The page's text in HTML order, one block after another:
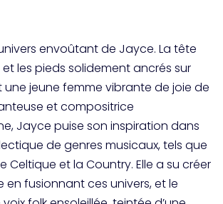
envoûtant de Jayce. La tête
les pieds solidement ancrés sur
une jeune femme vibrante de joie de
et compositrice
Jayce puise son inspiration dans
de genres musicaux, tels que
Celtique et la Country. Elle a su créer
en fusionnant ces univers, et le